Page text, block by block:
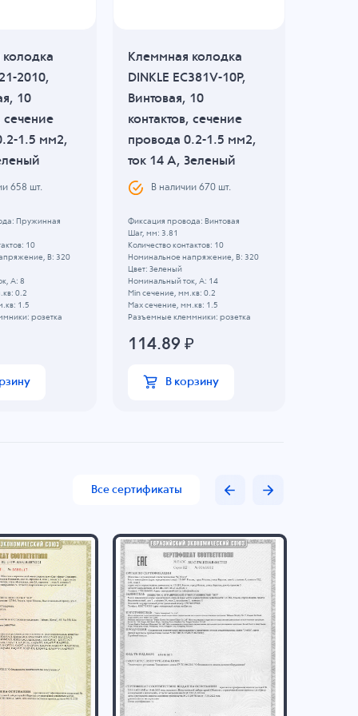
2010,
10
сечение
1.5 мм2,
658 шт.
Пружинная
10
B: 320
А: 8
0.2
1.5
розетка
Клеммная колодка
DINKLE EC381V-10P,
Винтовая, 10
контактов, сечение
провода 0.2-1.5 мм2,
ток 14 A, Зеленый
В наличии670 шт.
Фиксация провода: Винтовая
Шаг, мм: 3.81
Количество контактов: 10
Номинальное напряжение, B: 320
Цвет: Зеленый
Номинальный ток, А: 14
Min сечение, мм.кв: 0.2
Max сечение, мм.кв: 1.5
Разъемные клеммники: розетка
114.89 ₽
В корзину
Все сертификаты